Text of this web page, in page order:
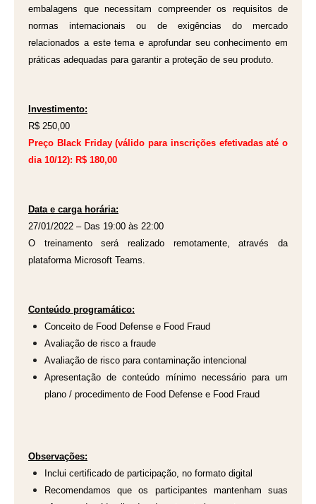
embalagens que necessitam compreender os requisitos de
normas internacionais ou de exigências do mercado
relacionados a este tema e aprofundar seu conhecimento em
práticas adequadas para garantir a proteção de seu produto.
Investimento:
R$ 250,00
Preço Black Friday (válido para inscrições efetivadas até o
dia 10/12): R$ 180,00
Data e carga horária:
27/01/2022 – Das 19:00 às 22:00
O treinamento será realizado remotamente, através da
plataforma Microsoft Teams.
Conteúdo programático:
Conceito de Food Defense e Food Fraud
Avaliação de risco a fraude
Avaliação de risco para contaminação intencional
Apresentação de conteúdo mínimo necessário para um
plano / procedimento de Food Defense e Food Fraud
Observações:
Inclui certificado de participação, no formato digital
Recomendamos que os participantes mantenham suas